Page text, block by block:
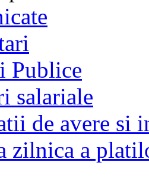
Publice
salariale
de avere si
zilnica a